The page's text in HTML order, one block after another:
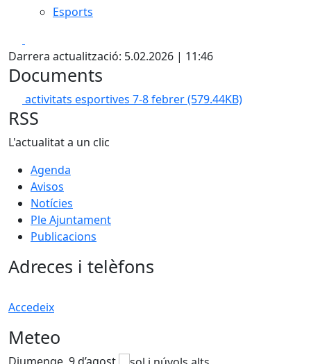
Esports
Darrera actualització: 5.02.2026 | 11:46
Documents
activitats esportives 7-8 febrer(579.44KB)
RSS
L'actualitat a un clic
Agenda
Avisos
Notícies
Ple Ajuntament
Publicacions
Adreces i telèfons
Accedeix
Meteo